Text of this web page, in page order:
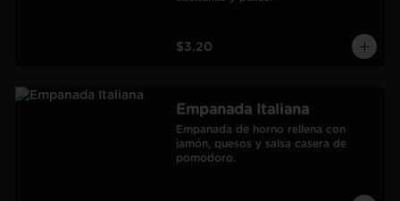
$3.20
Empanada Italiana
Empanada de horno rellena con
jamón, quesos y salsa casera de
pomodoro.